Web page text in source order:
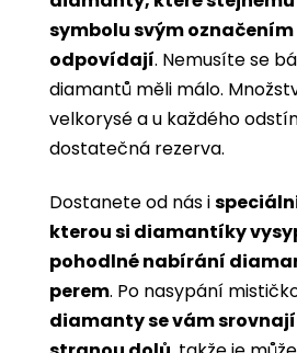
symbolu svým označením
odpovídají. Nemusíte se
diamantů měli málo.
velkorysé a u každého
dostatečná rezerva.
Dostanete od nás i
kterou si diamantíky
pohodlné nabírání
perem. Po nasypání
diamanty se vám